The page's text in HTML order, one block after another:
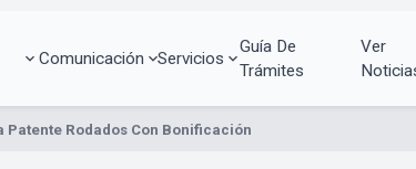
Comunicación Servicios
Guía De
Trámites
Ver
Patente Rodados Con Bonificación